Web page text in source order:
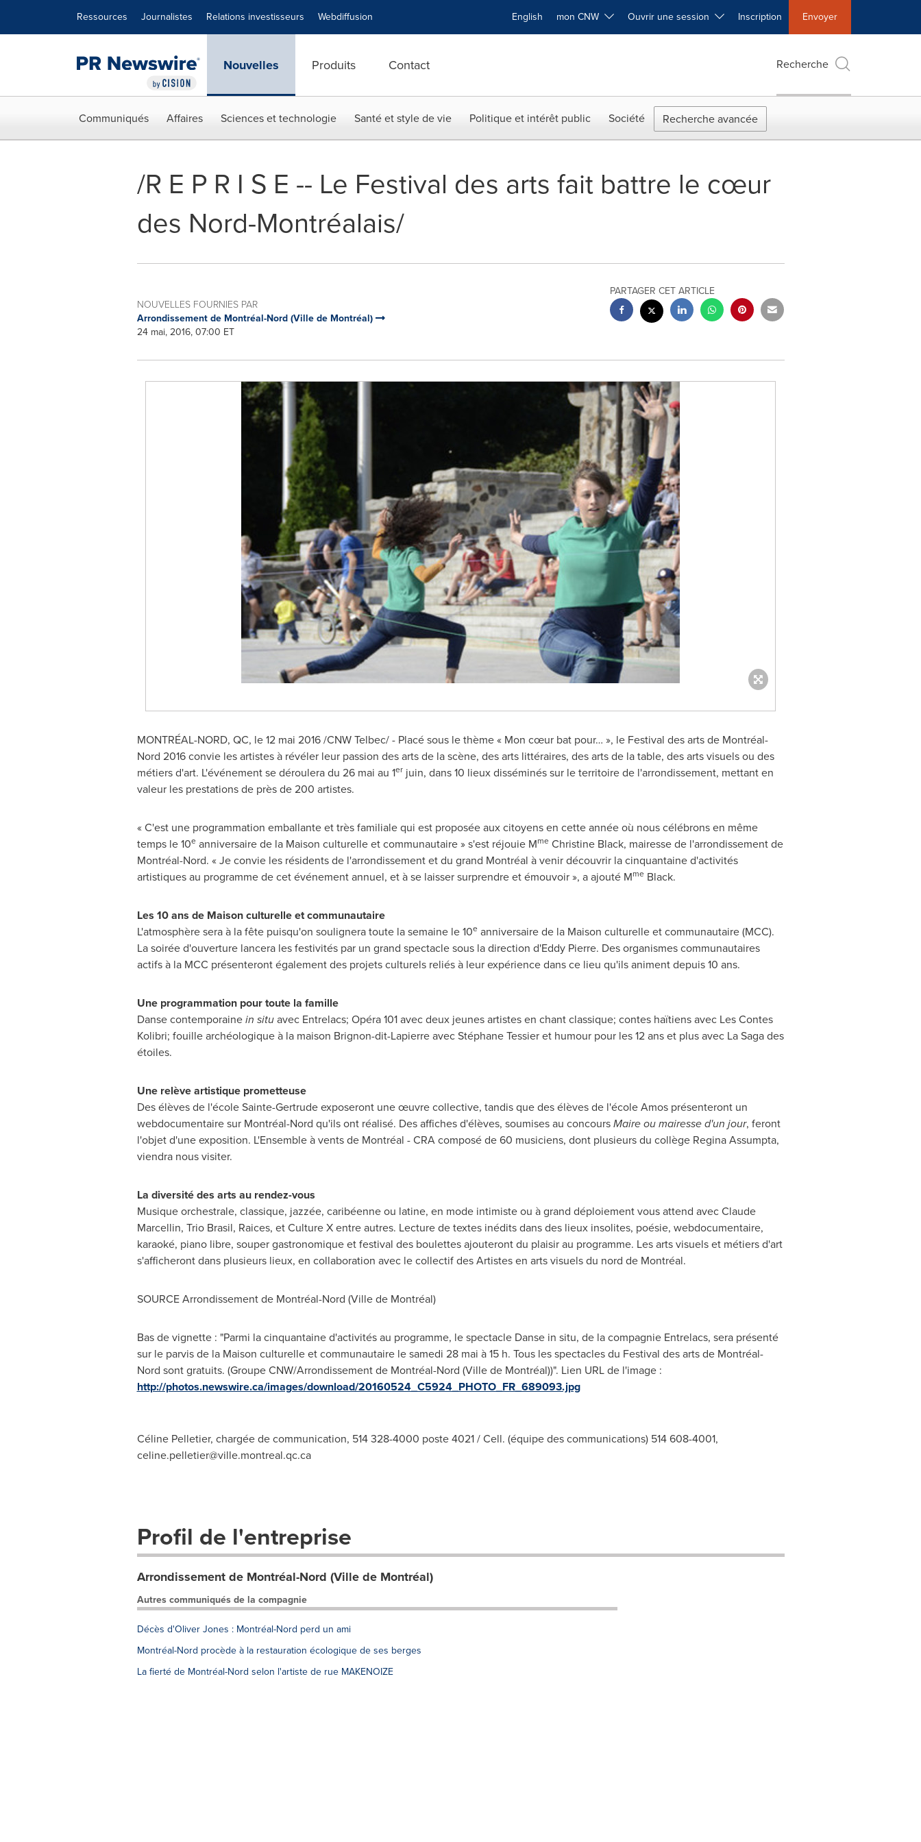
Ressources Journalistes Relations investisseurs Webdiffusion English mon CNW Ouvrir une session Inscription Envoyer
Nouvelles Produits Contact Recherche
Communiqués Affaires Sciences et technologie Santé et style de vie Politique et intérêt public Société Recherche avancée
/R E P R I S E -- Le Festival des arts fait battre le cœur
des Nord-Montréalais/
NOUVELLES FOURNIES PAR
Arrondissement de Montréal-Nord (Ville de Montréal)
24 mai, 2016, 07:00 ET
PARTAGER CET ARTICLE
MONTRÉAL-NORD, QC, le 12 mai 2016 /CNW Telbec/ - Placé sous le thème « Mon cœur bat pour… », le Festival des arts de Montréal-
Nord 2016 convie les artistes à révéler leur passion des arts de la scène, des arts littéraires, des arts de la table, des arts visuels ou des
métiers d'art. L'événement se déroulera du 26 mai au 1erjuin, dans 10 lieux disséminés sur le territoire de l'arrondissement, mettant en
valeur les prestations de près de 200 artistes.
« C'est une programmation emballante et très familiale qui est proposée aux citoyens en cette année où nous célébrons en même
temps le 10eanniversaire de la Maison culturelle et communautaire » s'est réjouie MmeChristine Black, mairesse de l'arrondissement de
Montréal-Nord. « Je convie les résidents de l'arrondissement et du grand Montréal à venir découvrir la cinquantaine d'activités
artistiques au programme de cet événement annuel, et à se laisser surprendre et émouvoir », a ajouté MmeBlack.
Les 10 ans de Maison culturelle et communautaire
L'atmosphère sera à la fête puisqu'on soulignera toute la semaine le 10eanniversaire de la Maison culturelle et communautaire (MCC).
La soirée d'ouverture lancera les festivités par un grand spectacle sous la direction d'Eddy Pierre. Des organismes communautaires
actifs à la MCC présenteront également des projets culturels reliés à leur expérience dans ce lieu qu'ils animent depuis 10 ans.
Une programmation pour toute la famille
Danse contemporainein situavec Entrelacs; Opéra 101 avec deux jeunes artistes en chant classique; contes haïtiens avec Les Contes
Kolibri; fouille archéologique à la maison Brignon-dit-Lapierre avec StéphaneTessieret humour pour les 12 ans et plus avec La Saga des
étoiles.
Une relève artistique prometteuse
Des élèves de l'écoleSainte-Gertrudeexposeront une œuvre collective, tandis que des élèves de l'école Amos présenteront un
webdocumentaire sur Montréal-Nord qu'ils ont réalisé. Des affiches d'élèves, soumises au concoursMaire ou mairesse d'un jour, feront
l'objet d'une exposition. L'Ensemble à vents de Montréal - CRA composé de 60 musiciens, dont plusieurs du collège Regina Assumpta,
viendra nous visiter.
La diversité des arts au rendez-vous
Musique orchestrale, classique, jazzée, caribéenne ou latine, en mode intimiste ou à grand déploiement vous attend avecClaude
Marcellin, Trio Brasil, Raices, et Culture X entre autres. Lecture de textes inédits dans des lieux insolites, poésie, webdocumentaire,
karaoké, piano libre, souper gastronomique et festival des boulettes ajouteront du plaisir au programme. Les arts visuels et métiers d'art
s'afficheront dans plusieurs lieux, en collaboration avec le collectif des Artistes en arts visuels du nord de Montréal.
SOURCE Arrondissement de Montréal-Nord (Ville de Montréal)
Bas de vignette : "Parmi la cinquantaine d'activités au programme, le spectacle Danse in situ, de la compagnie Entrelacs, sera présenté
sur le parvis de la Maison culturelle et communautaire le samedi 28 mai à 15 h. Tous les spectacles du Festival des arts de Montréal-
Nord sont gratuits. (Groupe CNW/Arrondissement de Montréal-Nord (Ville de Montréal))". Lien URL de l'image :
http://photos.newswire.ca/images/download/20160524_C5924_PHOTO_FR_689093.jpg
Céline Pelletier, chargée de communication, 514 328-4000 poste 4021 / Cell. (équipe des communications) 514 608-4001,
celine.pelletier@ville.montreal.qc.ca
Profil de l'entreprise
Arrondissement de Montréal-Nord (Ville de Montréal)
Autres communiqués de la compagnie
Décès d'Oliver Jones : Montréal-Nord perd un ami
Montréal-Nord procède à la restauration écologique de ses berges
La fierté de Montréal-Nord selon l'artiste de rue MAKENOIZE